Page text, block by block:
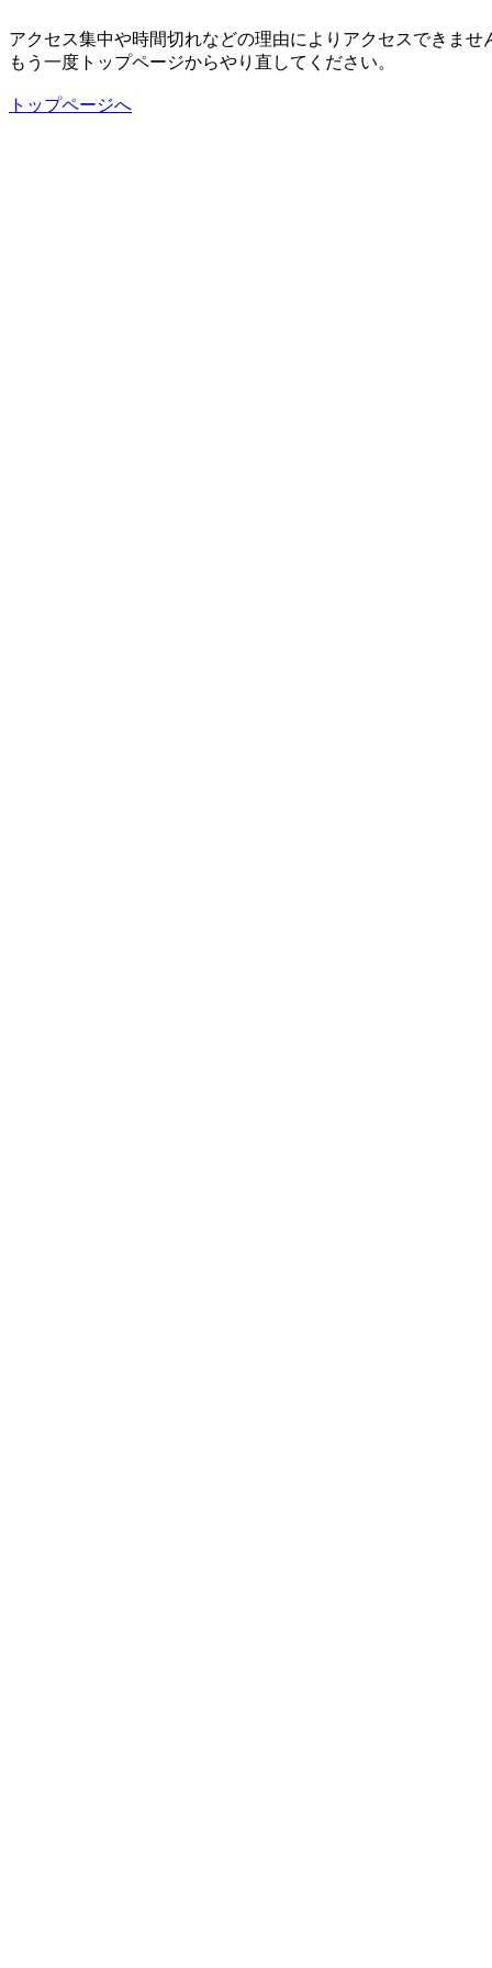
アクセス集中や時間切れなどの理由によりアクセスできませ
もう一度トップページからやり直してください。
トップページへ